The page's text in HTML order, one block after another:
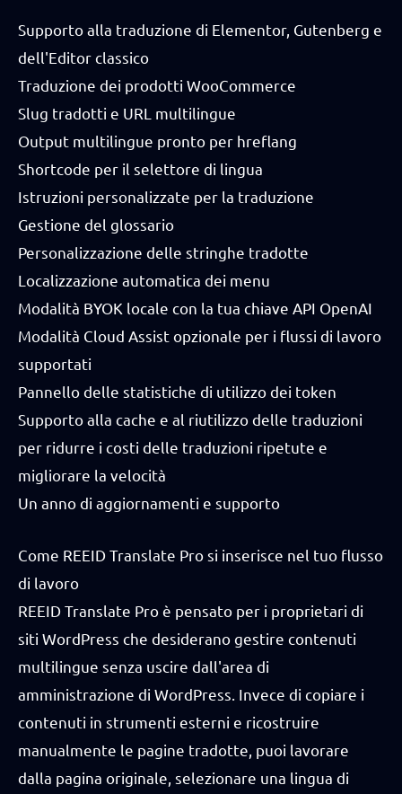
Supporto alla traduzione di Elementor, Gutenberg e
dell'Editor classico
Traduzione dei prodotti WooCommerce
Slug tradotti e URL multilingue
Output multilingue pronto per hreflang
Shortcode per il selettore di lingua
Istruzioni personalizzate per la traduzione
Gestione del glossario
Personalizzazione delle stringhe tradotte
Localizzazione automatica dei menu
Modalità BYOK locale con la tua chiave API OpenAI
Modalità Cloud Assist opzionale per i flussi di lavoro
supportati
Pannello delle statistiche di utilizzo dei token
Supporto alla cache e al riutilizzo delle traduzioni
per ridurre i costi delle traduzioni ripetute e
migliorare la velocità
Un anno di aggiornamenti e supporto
Come REEID Translate Pro si inserisce nel tuo flusso
di lavoro
REEID Translate Pro è pensato per i proprietari di
siti WordPress che desiderano gestire contenuti
multilingue senza uscire dall'area di
amministrazione di WordPress. Invece di copiare i
contenuti in strumenti esterni e ricostruire
manualmente le pagine tradotte, puoi lavorare
dalla pagina originale, selezionare una lingua di